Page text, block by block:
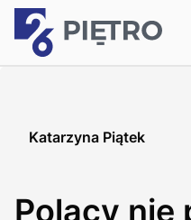
Katarzyna Piątek
Polacy nie